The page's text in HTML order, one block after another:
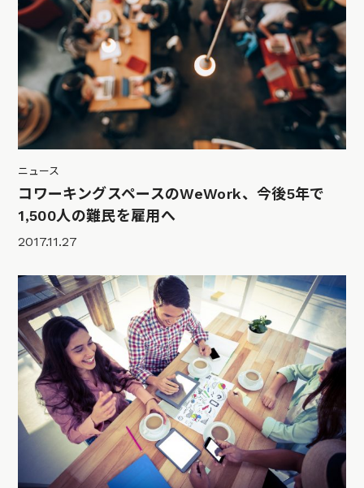
ニュース
コワーキングスペースのWeWork、今後5年で
1,500人の難民を雇用へ
2017.11.27